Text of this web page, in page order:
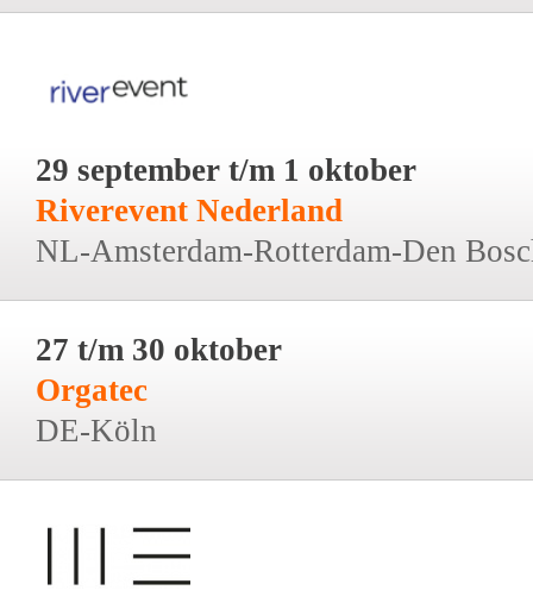
29 september t/m 1 oktober
Riverevent Nederland
NL-Amsterdam-Rotterdam-Den
27 t/m 30 oktober
Orgatec
DE-Köln